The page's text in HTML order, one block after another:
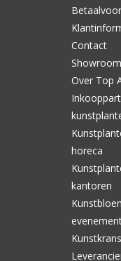
Contact
Over Top
horeca
kantoren